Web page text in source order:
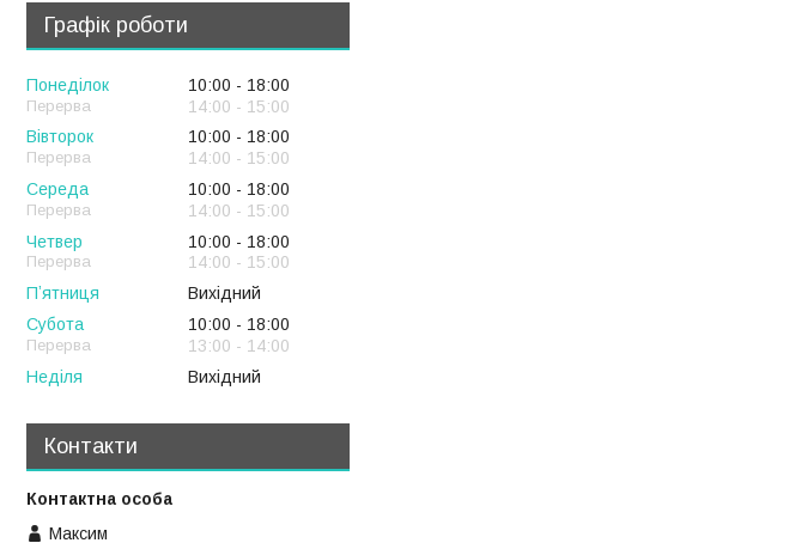
Графік роботи
Понеділок 10:00
18:00
14:00
15:00
Вівторок
10:00
18:00
14:00
15:00
Середа
10:00
18:00
14:00
15:00
Четвер
10:00
18:00
14:00
15:00
Пʼятниця
Вихідний
Субота
10:00
18:00
13:00
14:00
Неділя
Вихідний
Контакти
Максим